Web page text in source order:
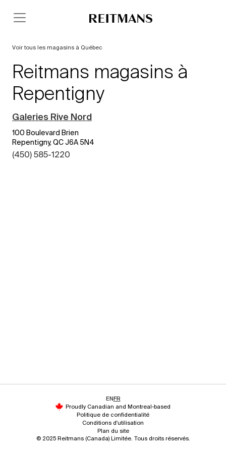
Voir tous les magasins à Québec
Reitmans magasins à
Repentigny
Galeries Rive Nord
100 Boulevard Brien
Repentigny, QC J6A 5N4
(450) 585-1220
ENFR
Proudly Canadian and Montreal-based
Politique de confidentialité
Conditions d'utilisation
Plan du site
© 2025 Reitmans (Canada) Limitée. Tous droits réservés.